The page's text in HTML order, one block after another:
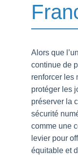
Alors que
continue de
renforcer les
protéger les
préserver la
sécurité
comme une
levier pour
équitable et